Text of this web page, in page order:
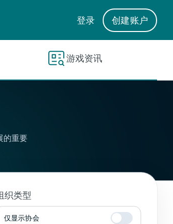
登录
创建账户
游戏资讯
的重要
织类型
仅显示协会